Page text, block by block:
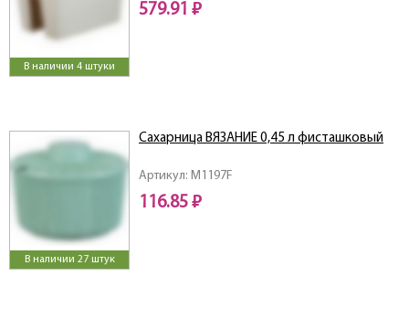
В наличии 4 штуки
579.91 ₽
В наличии 27 штук
Артикул: M1197F
Сахарница ВЯЗАНИЕ 0,45 л фисташковый
116.85 ₽